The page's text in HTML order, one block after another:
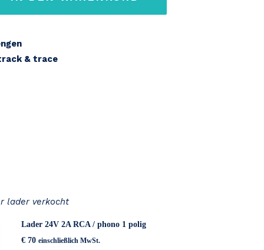
& trace
lader verkocht
Lader 24V 2A RCA / phono 1 polig
€ 70 einschließlich MwSt.